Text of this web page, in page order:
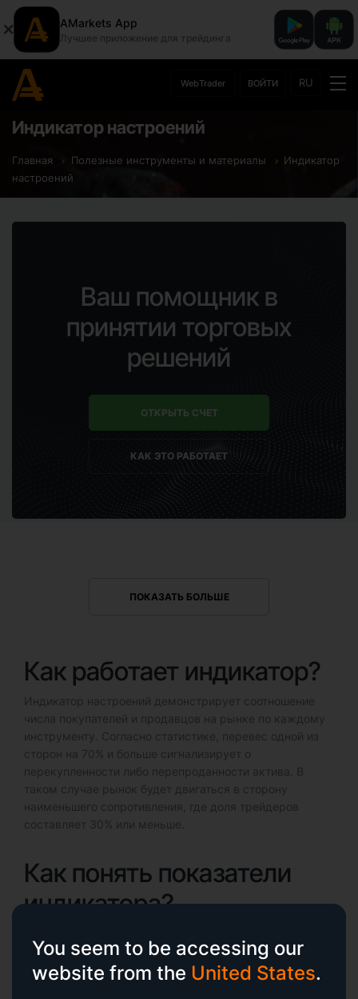
AMarkets App
Лучшее приложение для трейдинга
Индикатор настроений
Главная Полезные инструменты и материалы
Индикатор
настроений
WebTrader ВОЙТИ RU
Ваш помощник в
принятии торговых
решений
ОТКРЫТЬ СЧЕТ
КАК ЭТО РАБОТАЕТ
ПОКАЗАТЬ БОЛЬШЕ
Как работает индикатор?
Индикатор настроений демонстрирует соотношение
числа покупателей и продавцов на рынке по каждому
инструменту. Согласно статистике, перевес одной из
сторон на 70% и больше сигнализирует о
перекупленности либо перепроданности актива. В
таком случае рынок будет двигаться в сторону
наименьшего сопротивления, где доля трейдеров
составляет 30% или меньше.
Как понять показатели
индикатора?
⩾70: инструмент перекуплен, сигнал к продаже.
30-70: инструмент в нейтральной зоне, лучше
воздержаться от сделок.
You seem to be accessing our
website from the United States.